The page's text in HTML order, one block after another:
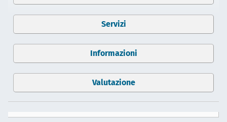
Servizi
Informazioni
Valutazione